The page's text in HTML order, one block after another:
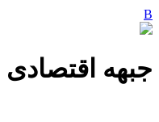
جبهه اقتصادی Tag